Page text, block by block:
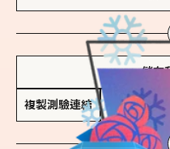
儲存
複製測驗連結